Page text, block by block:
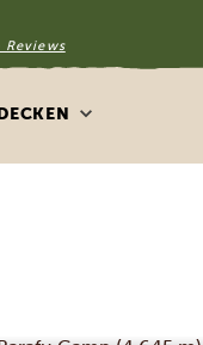
Reviews